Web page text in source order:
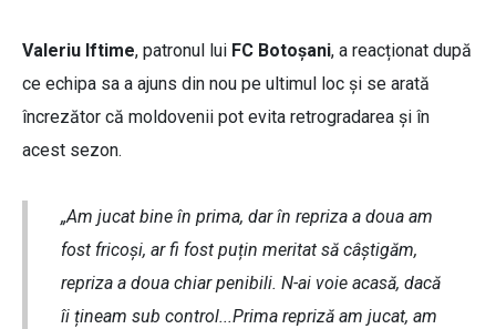
Valeriu Iftime, patronul lui FC Botoșani, a reacționat după
ce echipa sa a ajuns din nou pe ultimul loc și se arată
încrezător că moldovenii pot evita retrogradarea și în
acest sezon.
„Am jucat bine în prima, dar în repriza a doua am
fost fricoși, ar fi fost puțin meritat să câștigăm,
repriza a doua chiar penibili. N-ai voie acasă, dacă
îi țineam sub control...Prima repriză am jucat, am